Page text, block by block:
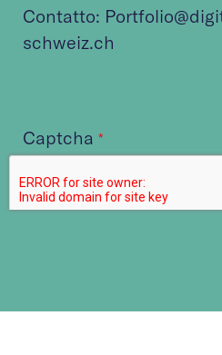
Contatto:
schweiz.ch
Captcha *